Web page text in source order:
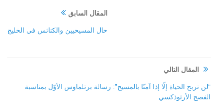
المقال السابق
حال المسيحيين والكنائس في الخليج
المقال التالي
“لن نربح الحياة إلّا إذا آمنّا بالمسيح”: رسالة برتلماوس الأوّل بمناسبة
الفصح الأرثوذكسي